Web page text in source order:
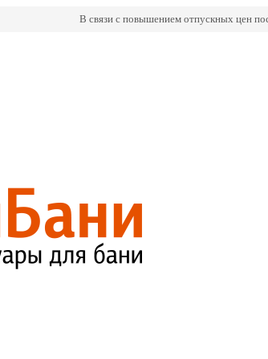
В связи с повышением отпускных цен